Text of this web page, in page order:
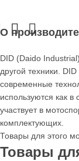
О
DID (Daido
другой техники.
современные
используются как
участвует в
комплектующих.
Товары для этого
Товары